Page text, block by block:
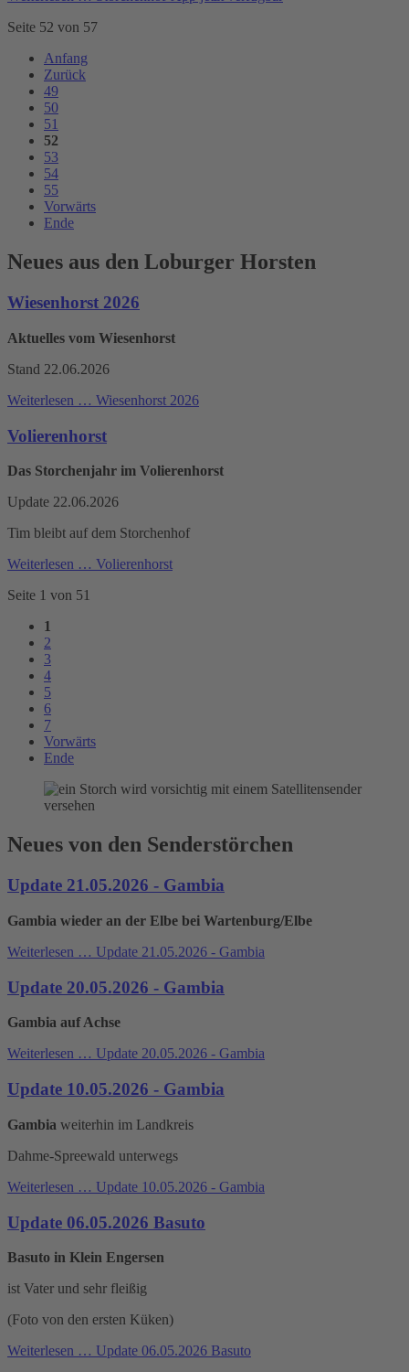
Seite 52 von 57
Anfang
Zurück
49
50
51
52
53
54
55
Vorwärts
Ende
Neues aus den Loburger Horsten
Wiesenhorst 2026
Aktuelles vom Wiesenhorst
Stand 22.06.2026
Weiterlesen … Wiesenhorst 2026
Volierenhorst
Das Storchenjahr im Volierenhorst
Update 22.06.2026
Tim bleibt auf dem Storchenhof
Weiterlesen … Volierenhorst
Seite 1 von 51
1
2
3
4
5
6
7
Vorwärts
Ende
Neues von den Senderstörchen
Update 21.05.2026 - Gambia
Gambia wieder an der Elbe bei Wartenburg/Elbe
Weiterlesen … Update 21.05.2026 - Gambia
Update 20.05.2026 - Gambia
Gambia auf Achse
Weiterlesen … Update 20.05.2026 - Gambia
Update 10.05.2026 - Gambia
Gambia weiterhin im Landkreis
Dahme-Spreewald unterwegs
Weiterlesen … Update 10.05.2026 - Gambia
Update 06.05.2026 Basuto
Basuto in Klein Engersen
ist Vater und sehr fleißig
(Foto von den ersten Küken)
Weiterlesen … Update 06.05.2026 Basuto